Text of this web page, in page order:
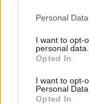
Please note that
not limited to your
grant or deny
use your data for
consent section.
Personal
I want to opt-
personal data.
Opted In
I want to opt-
Personal Data.
Opted In
Veserák